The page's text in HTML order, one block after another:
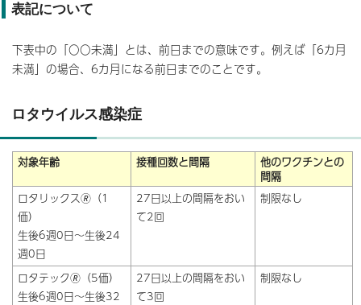
表記について
下表中の「〇〇未満」とは、前日までの意味です。例えば「6カ月
未満」の場合、6カ月になる前日までのことです。
ロタウイルス感染症
対象年齢 接種回数と間隔
他のワクチンとの
間隔
ロタリックス🄬（1
価）
生後6週0日～生後24
週0日
27日以上の間隔をおい
て2回
制限なし
ロタテック🄬（5価）
生後6週0日～生後32
27日以上の間隔をおい
て3回
制限なし